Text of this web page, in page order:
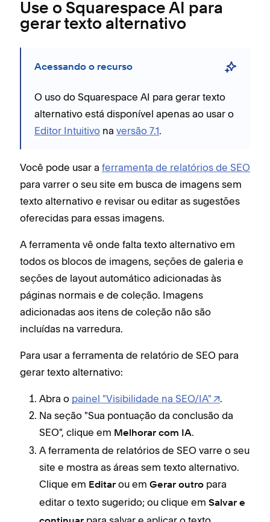
Use o Squarespace AI para
gerar texto alternativo
Acessando o recurso
O uso do Squarespace AI para gerar texto
alternativo está disponível apenas ao usar o
Editor Intuitivo na versão 7.1.
Você pode usar a ferramenta de relatórios de SEO
para varrer o seu site em busca de imagens sem
texto alternativo e revisar ou editar as sugestões
oferecidas para essas imagens.
A ferramenta vê onde falta texto alternativo em
todos os blocos de imagens, seções de galeria e
seções de layout automático adicionadas às
páginas normais e de coleção. Imagens
adicionadas aos itens de coleção não são
incluídas na varredura.
Para usar a ferramenta de relatório de SEO para
gerar texto alternativo:
Abra o painel "Visibilidade na SEO/IA"
.
Na seção "Sua pontuação da conclusão da
SEO", clique em Melhorar com IA.
A ferramenta de relatórios de SEO varre o seu
site e mostra as áreas sem texto alternativo.
Clique em Editar ou em Gerar outro para
editar o texto sugerido; ou clique em Salvar e